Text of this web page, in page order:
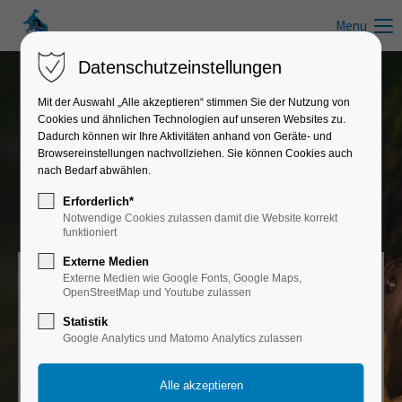
Menu
Trainingsplan Sportwandern
Mit Sportwandern Fitness und
Wanderungen durch die Natur - Konditionstraining - Veranstaltungskalender -
Sportwandern
Effektives Gesundheitstraining
Sportwandern verbindet Fitness und Natur auf ideale
Weise. Mit der richtigen Vorbereitung wird Sportwandern
zu einem effektiven und erfüllenden Ganzkörpertraining.
Datenschutzeinstellungen
Mit der Auswahl „Alle akzeptieren“ stimmen Sie der Nutzung von
Cookies und ähnlichen Technologien auf unseren Websites zu.
Dadurch können wir Ihre Aktivitäten anhand von Geräte- und
Browsereinstellungen nachvollziehen. Sie können Cookies auch
nach Bedarf abwählen.
Erforderlich*
Notwendige Cookies zulassen damit die Website korrekt
funktioniert
Externe Medien
Externe Medien wie Google Fonts, Google Maps,
OpenStreetMap und Youtube zulassen
Statistik
Google Analytics und Matomo Analytics zulassen